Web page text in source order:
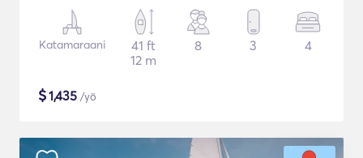
Katamaraani
41 ft
12 m
8 3 4
$1,435 /yö